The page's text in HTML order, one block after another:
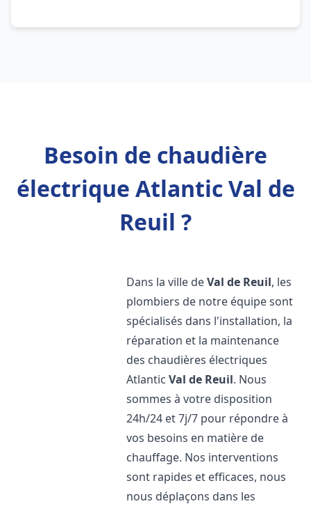
Besoin de chaudière
électrique Atlantic Val de
Reuil ?
Dans la ville deVal de Reuil, les
plombiers de notre équipe sont
spécialisés dans l'installation, la
réparation et la maintenance
des chaudières électriques
AtlanticVal de Reuil. Nous
sommes à votre disposition
24h/24 et 7j/7 pour répondre à
vos besoins en matière de
chauffage. Nos interventions
sont rapides et efficaces, nous
nous déplaçons dans les